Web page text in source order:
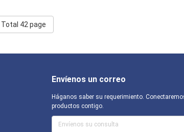
Total 42 page
Envíenos un correo
Háganos saber su requerimiento.
productos contigo.